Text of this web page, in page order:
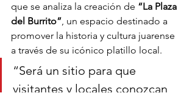
que se analiza la creación de “La Plaza
del Burrito”, un espacio destinado a
promover la historia y cultura juarense
a través de su icónico platillo local.
“Será un sitio para que
visitantes y locales conozcan